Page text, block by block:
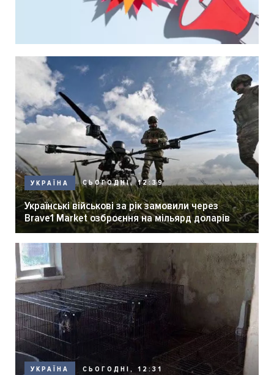
УКРАЇНА СЬОГОДНІ, 12:39
Українські військові за рік замовили через
Brave1 Market озброєння на мільярд доларів
УКРАЇНА СЬОГОДНІ, 12:31